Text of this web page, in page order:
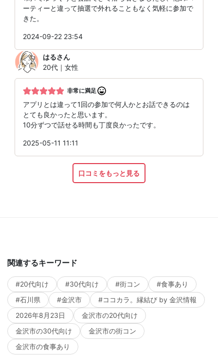
ーティーと違って抽選で外れることもなく気軽に参加で
きた。
2024-09-22 23:54
はるさん
20代｜女性
非常に満足
アプリとは違って1回の参加で何人かとお話できるのは
とても良かったと思います。
10分ずつで話せる時間も丁度良かったです。
2025-05-11 11:11
口コミをもっと見る
関連するキーワード
#20代向け #30代向け #街コン
#食事あり
#石川県
#金沢市
#ココカラ。縁結び by 金沢情報
2026年8月23日
金沢市の20代向け
金沢市の30代向け
金沢市の街コン
金沢市の食事あり